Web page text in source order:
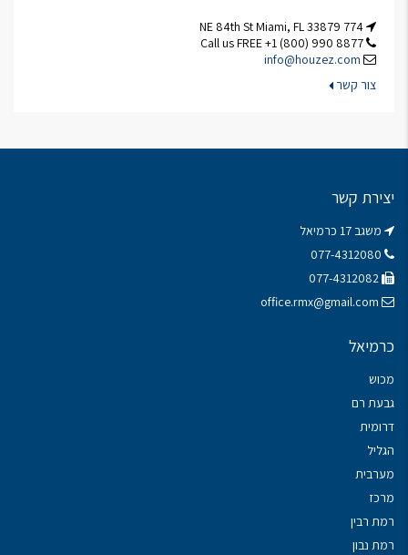
info@houzez.com
צור קשר
יצירת קשר
משגב 17 כרמיאל
office.rmx@gmail.com
כרמיאל
מכוש
גבעת רם
דרומית
הגליל
מערבית
מרכז
רמת רבין
רמת נבון